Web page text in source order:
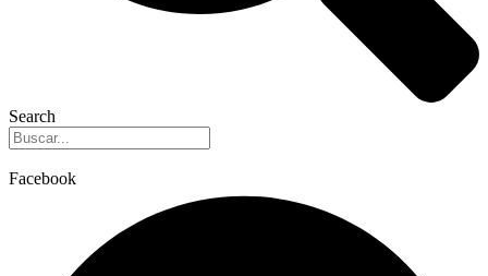
Search
Facebook